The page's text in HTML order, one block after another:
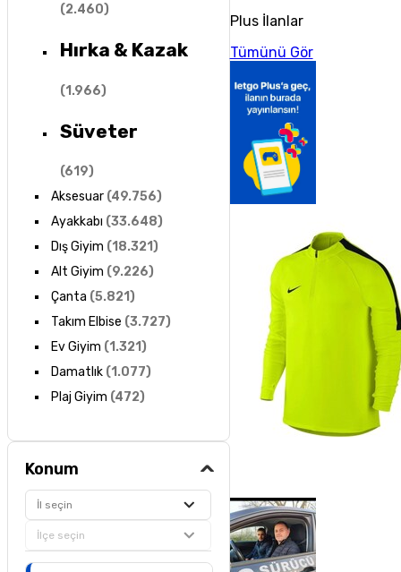
(2.460)
Hırka & Kazak
(1.966)
Süveter
(619)
Aksesuar(49.756)
Ayakkabı (33.648)
Dış Giyim (18.321)
Alt Giyim (9.226)
Çanta (5.821)
Takım Elbise (3.727)
Ev Giyim (1.321)
Damatlık(1.077)
Plaj Giyim (472)
Konum
İl seçin
İlçe seçin
Plus İlanlar
Tümünü Gör